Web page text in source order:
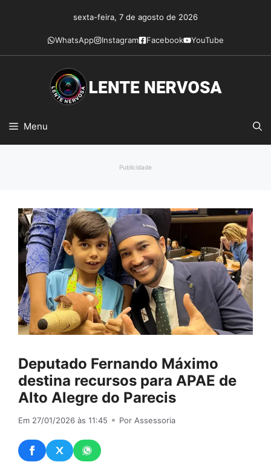
conteúdo
sexta-feira, 7 de agosto de 2026
WhatsApp Instagram Facebook YouTube
Menu
Publicidade
Deputado Fernando Máximo
destina recursos para APAE de
Alto Alegre do Parecis
Em 27/01/2026 às 11:45 ⚬ Por Assessoria